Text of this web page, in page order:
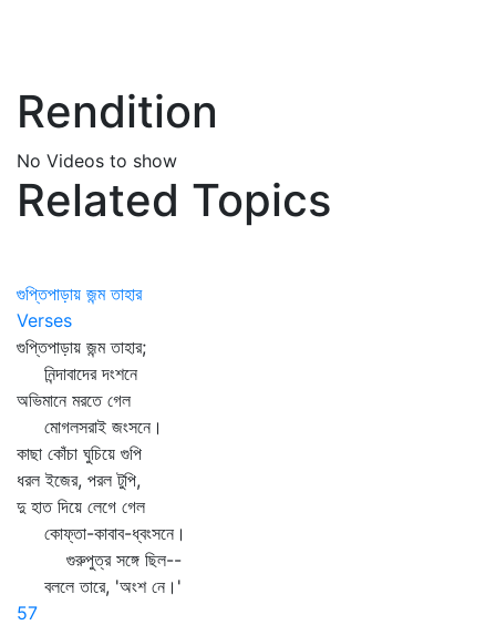
Rendition
No Videos to show
Related Topics
গুপ্তিপাড়ায় জন্ম তাহার
Verses
গুপ্তিপাড়ায় জন্ম তাহার;
নিন্দাবাদের দংশনে
অভিমানে মরতে গেল
মোগলসরাই জংসনে।
কাছা কোঁচা ঘুচিয়ে গুপি
ধরল ইজের, পরল টুপি,
দু হাত দিয়ে লেগে গেল
কোফ্‌তা-কাবাব-ধ্বংসনে।
গুরুপুত্র সঙ্গে ছিল--
বললে তারে, 'অংশ নে।'
57